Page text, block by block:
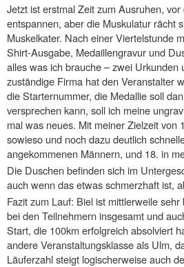
Jetzt ist erstmal Zeit zum Ausruhen,
entspannen, aber die Muskulatur rächt
Muskelkater. Nach einer Viertelstunde
Shirt-Ausgabe, Medaillengravur und
alles was ich brauche – zwei
zuständige Firma hat den Veranstalter
die Starternummer, die Medallie soll
versprechen kann, soll ich meine
mal was neues. Mit meiner Zielzeit von
sowieso und noch dazu deutlich
angekommenen Männern, und 18. in
Die Duschen befinden sich im
auch wenn das etwas schmerzhaft ist,
Fazit zum Lauf: Biel ist mittlerweile
bei den Teilnehmern insgesamt und
Start, die 100km erfolgreich absolviert
andere Veranstaltungsklasse als Ulm,
Läuferzahl steigt logischerweise auch